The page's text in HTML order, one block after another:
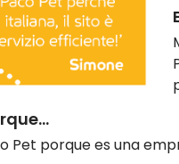
Pet porque es una